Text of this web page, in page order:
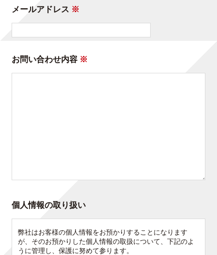
メールアドレス ※
お問い合わせ内容 ※
個人情報の取り扱い
弊社はお客様の個人情報をお預かりすることになります
が、そのお預かりした個人情報の取扱について、下記のよ
うに管理し、保護に努めて参ります。